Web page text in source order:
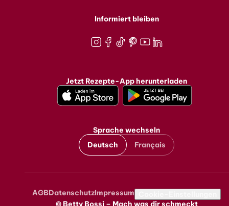
Informiert bleiben
Jetzt Rezepte-App herunterladen
Sprache wechseln
Deutsch
Français
Metanavigation
AGBDatenschutzImpressum
© Betty Bossi – Mach was dir schmeckt